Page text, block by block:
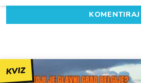
KOMENTIRAJ
KVIZ